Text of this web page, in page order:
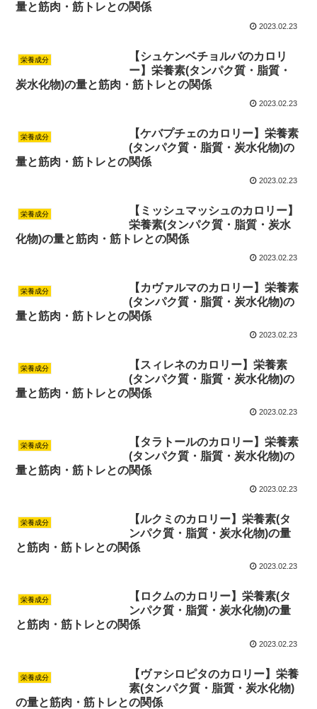
量と筋肉・筋トレとの関係
2023.02.23
栄養成分
【シュケンベチョルバのカロリ
ー】栄養素(タンパク質・脂質・
炭水化物)の量と筋肉・筋トレとの関係
2023.02.23
栄養成分
【ケバプチェのカロリー】栄養素
(タンパク質・脂質・炭水化物)の
量と筋肉・筋トレとの関係
2023.02.23
栄養成分
【ミッシュマッシュのカロリー】
栄養素(タンパク質・脂質・炭水
化物)の量と筋肉・筋トレとの関係
2023.02.23
栄養成分
【カヴァルマのカロリー】栄養素
(タンパク質・脂質・炭水化物)の
量と筋肉・筋トレとの関係
2023.02.23
栄養成分
【スィレネのカロリー】栄養素
(タンパク質・脂質・炭水化物)の
量と筋肉・筋トレとの関係
2023.02.23
栄養成分
【タラトールのカロリー】栄養素
(タンパク質・脂質・炭水化物)の
量と筋肉・筋トレとの関係
2023.02.23
栄養成分
【ルクミのカロリー】栄養素(タ
ンパク質・脂質・炭水化物)の量
と筋肉・筋トレとの関係
2023.02.23
栄養成分
【ロクムのカロリー】栄養素(タ
ンパク質・脂質・炭水化物)の量
と筋肉・筋トレとの関係
2023.02.23
栄養成分
【ヴァシロピタのカロリー】栄養
素(タンパク質・脂質・炭水化物)
の量と筋肉・筋トレとの関係